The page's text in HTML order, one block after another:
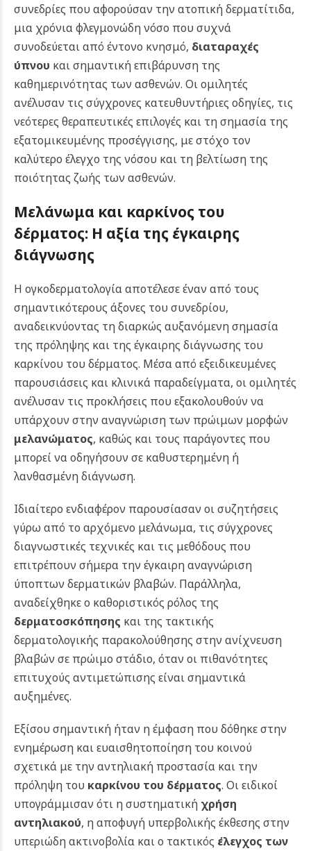
συνεδρίες που αφορούσαν την ατοπική δερματίτιδα,
μια χρόνια φλεγμονώδη νόσο που συχνά
συνοδεύεται από έντονο κνησμό, διαταραχές
ύπνου και σημαντική επιβάρυνση της
καθημερινότητας των ασθενών. Οι ομιλητές
ανέλυσαν τις σύγχρονες κατευθυντήριες οδηγίες, τις
νεότερες θεραπευτικές επιλογές και τη σημασία της
εξατομικευμένης προσέγγισης, με στόχο τον
καλύτερο έλεγχο της νόσου και τη βελτίωση της
ποιότητας ζωής των ασθενών.
Μελάνωμα και καρκίνος του
δέρματος: Η αξία της έγκαιρης
διάγνωσης
Η ογκοδερματολογία αποτέλεσε έναν από τους
σημαντικότερους άξονες του συνεδρίου,
αναδεικνύοντας τη διαρκώς αυξανόμενη σημασία
της πρόληψης και της έγκαιρης διάγνωσης του
καρκίνου του δέρματος. Μέσα από εξειδικευμένες
παρουσιάσεις και κλινικά παραδείγματα, οι ομιλητές
ανέλυσαν τις προκλήσεις που εξακολουθούν να
υπάρχουν στην αναγνώριση των πρώιμων μορφών
μελανώματος, καθώς και τους παράγοντες που
μπορεί να οδηγήσουν σε καθυστερημένη ή
λανθασμένη διάγνωση.
Ιδιαίτερο ενδιαφέρον παρουσίασαν οι συζητήσεις
γύρω από το αρχόμενο μελάνωμα, τις σύγχρονες
διαγνωστικές τεχνικές και τις μεθόδους που
επιτρέπουν σήμερα την έγκαιρη αναγνώριση
ύποπτων δερματικών βλαβών. Παράλληλα,
αναδείχθηκε ο καθοριστικός ρόλος της
δερματοσκόπησης και της τακτικής
δερματολογικής παρακολούθησης στην ανίχνευση
βλαβών σε πρώιμο στάδιο, όταν οι πιθανότητες
επιτυχούς αντιμετώπισης είναι σημαντικά
αυξημένες.
Εξίσου σημαντική ήταν η έμφαση που δόθηκε στην
ενημέρωση και ευαισθητοποίηση του κοινού
σχετικά με την αντηλιακή προστασία και την
πρόληψη του καρκίνου του δέρματος. Οι ειδικοί
υπογράμμισαν ότι η συστηματική χρήση
αντηλιακού, η αποφυγή υπερβολικής έκθεσης στην
υπεριώδη ακτινοβολία και ο τακτικός έλεγχος των